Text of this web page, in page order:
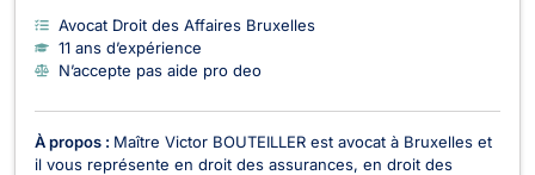
Avocat Droit des Affaires Bruxelles
11 ans d’expérience
N’accepte pas aide pro deo
À propos : Maître Victor BOUTEILLER est avocat à Bruxelles et
il vous représente en droit des assurances, en droit des